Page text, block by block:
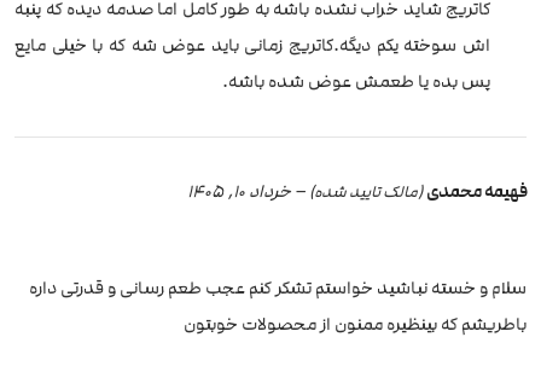
کاتریج شاید خراب نشده باشه به طور کامل اما صدمه دیده که پنبه
اش سوخته یکم دیگه.کاتریج زمانی باید عوض شه که با خیلی مایع
پس بده یا طعمش عوض شده باشه.
فهیمه محمدی(مالک تایید شده) – خرداد 10, 1405
سلام و خسته نباشید خواستم تشکر کنم عجب طعم رسانی و قدرتی داره
باطریشم که بینظیره ممنون از محصولات خوبتون